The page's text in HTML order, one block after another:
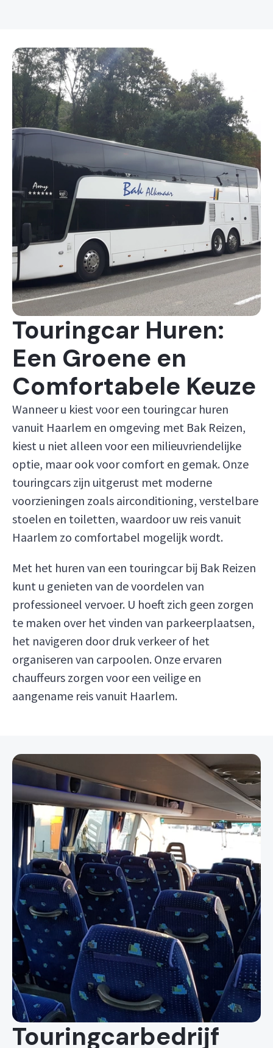
Touringcar Huren:
Een Groene en
Comfortabele Keuze
Wanneer u kiest voor een touringcar huren
vanuit Haarlem en omgeving met Bak Reizen,
kiest u niet alleen voor een milieuvriendelijke
optie, maar ook voor comfort en gemak. Onze
touringcars zijn uitgerust met moderne
voorzieningen zoals airconditioning, verstelbare
stoelen en toiletten, waardoor uw reis vanuit
Haarlem zo comfortabel mogelijk wordt.
Met het huren van een touringcar bij Bak Reizen
kunt u genieten van de voordelen van
professioneel vervoer. U hoeft zich geen zorgen
te maken over het vinden van parkeerplaatsen,
het navigeren door druk verkeer of het
organiseren van carpoolen. Onze ervaren
chauffeurs zorgen voor een veilige en
aangename reis vanuit Haarlem.
Touringcarbedrijf